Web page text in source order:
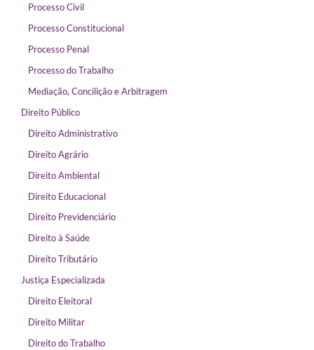
Processo Civil
Processo Constitucional
Processo Penal
Processo do Trabalho
Mediação, Concilição e Arbitragem
Direito Público
Direito Administrativo
Direito Agrário
Direito Ambiental
Direito Educacional
Direito Previdenciário
Direito à Saúde
Direito Tributário
Justiça Especializada
Direito Eleitoral
Direito Militar
Direito do Trabalho